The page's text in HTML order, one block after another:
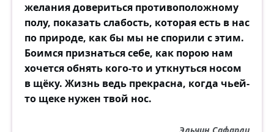
желания довериться противоположному
полу, показать слабость, которая есть в нас
по природе, как бы мы не спорили с этим.
Боимся признаться себе, как порою нам
хочется обнять кого-то и уткнуться носом
в щёку. Жизнь ведь прекрасна, когда чьей-
то щеке нужен твой нос.